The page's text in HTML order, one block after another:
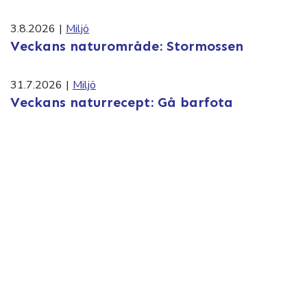
3.8.2026 | Miljö
Veckans naturområde: Stormossen
31.7.2026 | Miljö
Veckans naturrecept: Gå barfota